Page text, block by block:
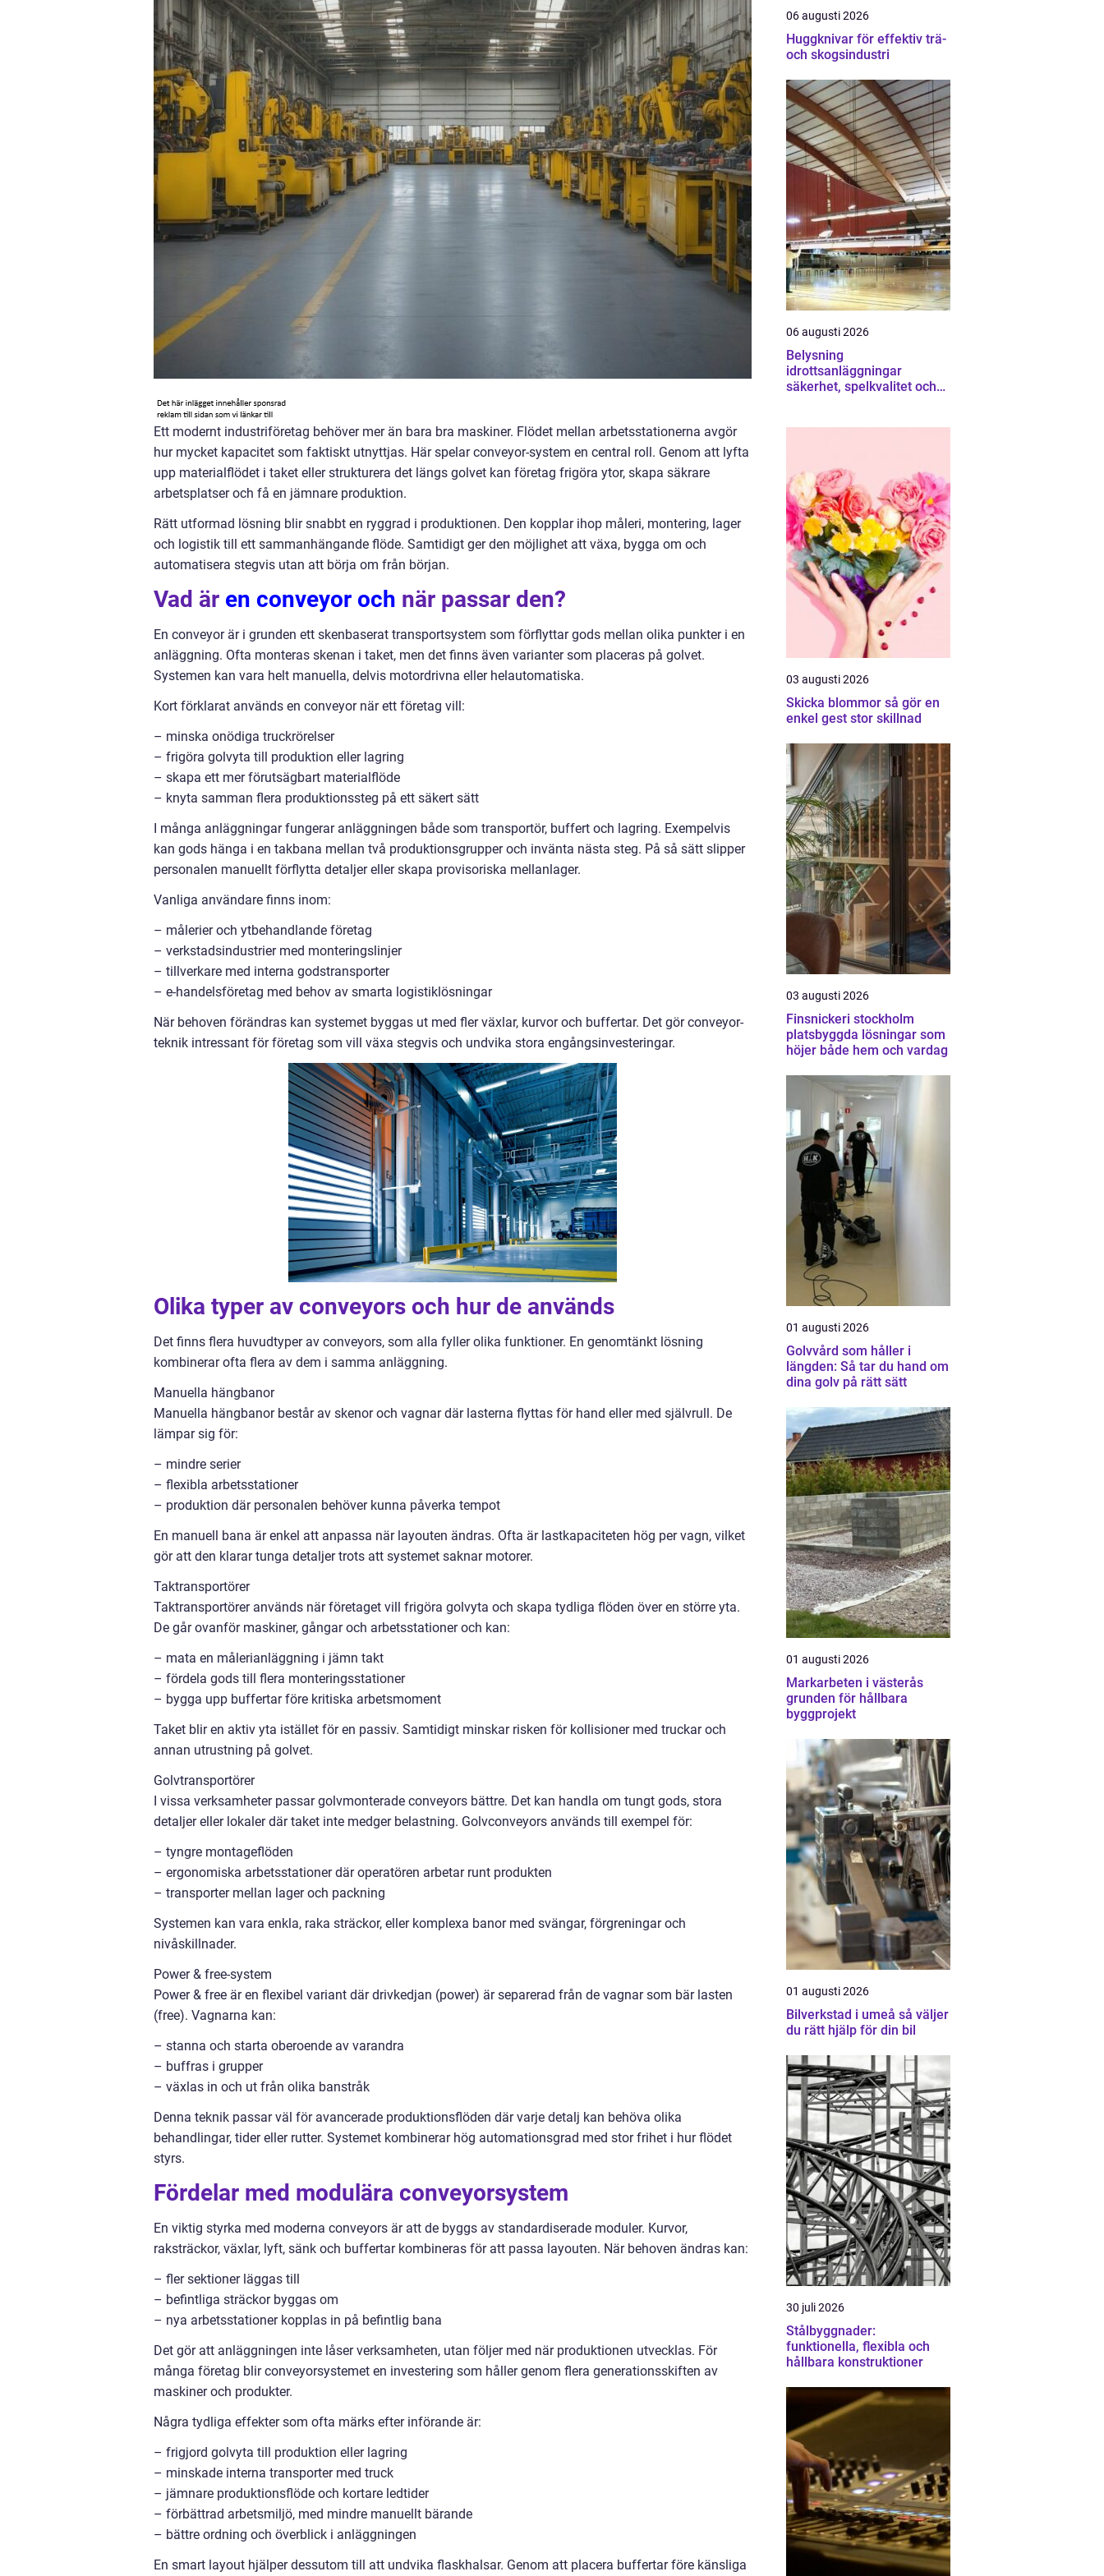
Ett modernt industriföretag behöver mer än bara bra maskiner. Flödet mellan arbetsstationerna avgör
hur mycket kapacitet som faktiskt utnyttjas. Här spelar conveyor-system en central roll. Genom att lyfta
upp materialflödet i taket eller strukturera det längs golvet kan företag frigöra ytor, skapa säkrare
arbetsplatser och få en jämnare produktion.
Rätt utformad lösning blir snabbt en ryggrad i produktionen. Den kopplar ihop måleri, montering, lager
och logistik till ett sammanhängande flöde. Samtidigt ger den möjlighet att växa, bygga om och
automatisera stegvis utan att börja om från början.
Vad är en conveyor och när passar den?
En conveyor är i grunden ett skenbaserat transportsystem som förflyttar gods mellan olika punkter i en
anläggning. Ofta monteras skenan i taket, men det finns även varianter som placeras på golvet.
Systemen kan vara helt manuella, delvis motordrivna eller helautomatiska.
Kort förklarat används en conveyor när ett företag vill:
– minska onödiga truckrörelser
– frigöra golvyta till produktion eller lagring
– skapa ett mer förutsägbart materialflöde
– knyta samman flera produktionssteg på ett säkert sätt
I många anläggningar fungerar anläggningen både som transportör, buffert och lagring. Exempelvis
kan gods hänga i en takbana mellan två produktionsgrupper och invänta nästa steg. På så sätt slipper
personalen manuellt förflytta detaljer eller skapa provisoriska mellanlager.
Vanliga användare finns inom:
– målerier och ytbehandlande företag
– verkstadsindustrier med monteringslinjer
– tillverkare med interna godstransporter
– e-handelsföretag med behov av smarta logistiklösningar
När behoven förändras kan systemet byggas ut med fler växlar, kurvor och buffertar. Det gör conveyor-
teknik intressant för företag som vill växa stegvis och undvika stora engångsinvesteringar.
Olika typer av conveyors och hur de används
Det finns flera huvudtyper av conveyors, som alla fyller olika funktioner. En genomtänkt lösning
kombinerar ofta flera av dem i samma anläggning.
Manuella hängbanor
Manuella hängbanor består av skenor och vagnar där lasterna flyttas för hand eller med självrull. De
lämpar sig för:
– mindre serier
– flexibla arbetsstationer
– produktion där personalen behöver kunna påverka tempot
En manuell bana är enkel att anpassa när layouten ändras. Ofta är lastkapaciteten hög per vagn, vilket
gör att den klarar tunga detaljer trots att systemet saknar motorer.
Taktransportörer
Taktransportörer används när företaget vill frigöra golvyta och skapa tydliga flöden över en större yta.
De går ovanför maskiner, gångar och arbetsstationer och kan:
– mata en målerianläggning i jämn takt
– fördela gods till flera monteringsstationer
– bygga upp buffertar före kritiska arbetsmoment
Taket blir en aktiv yta istället för en passiv. Samtidigt minskar risken för kollisioner med truckar och
annan utrustning på golvet.
Golvtransportörer
I vissa verksamheter passar golvmonterade conveyors bättre. Det kan handla om tungt gods, stora
detaljer eller lokaler där taket inte medger belastning. Golvconveyors används till exempel för:
– tyngre montageflöden
– ergonomiska arbetsstationer där operatören arbetar runt produkten
– transporter mellan lager och packning
Systemen kan vara enkla, raka sträckor, eller komplexa banor med svängar, förgreningar och
nivåskillnader.
Power & free-system
Power & free är en flexibel variant där drivkedjan (power) är separerad från de vagnar som bär lasten
(free). Vagnarna kan:
– stanna och starta oberoende av varandra
– buffras i grupper
– växlas in och ut från olika banstråk
Denna teknik passar väl för avancerade produktionsflöden där varje detalj kan behöva olika
behandlingar, tider eller rutter. Systemet kombinerar hög automationsgrad med stor frihet i hur flödet
styrs.
Fördelar med modulära conveyorsystem
En viktig styrka med moderna conveyors är att de byggs av standardiserade moduler. Kurvor,
raksträckor, växlar, lyft, sänk och buffertar kombineras för att passa layouten. När behoven ändras kan:
– fler sektioner läggas till
– befintliga sträckor byggas om
– nya arbetsstationer kopplas in på befintlig bana
Det gör att anläggningen inte låser verksamheten, utan följer med när produktionen utvecklas. För
många företag blir conveyorsystemet en investering som håller genom flera generationsskiften av
maskiner och produkter.
Några tydliga effekter som ofta märks efter införande är:
– frigjord golvyta till produktion eller lagring
– minskade interna transporter med truck
– jämnare produktionsflöde och kortare ledtider
– förbättrad arbetsmiljö, med mindre manuellt bärande
– bättre ordning och överblick i anläggningen
En smart layout hjälper dessutom till att undvika flaskhalsar. Genom att placera buffertar före känsliga
06 augusti 2026
Huggknivar för effektiv trä-
och skogsindustri
06 augusti 2026
Belysning
idrottsanläggningar
säkerhet, spelkvalitet och
03 augusti 2026
Skicka blommor så gör en
enkel gest stor skillnad
03 augusti 2026
Finsnickeri stockholm
platsbyggda lösningar som
höjer både hem och vardag
01 augusti 2026
Golvvård som håller i
längden: Så tar du hand om
dina golv på rätt sätt
01 augusti 2026
Markarbeten i västerås
grunden för hållbara
byggprojekt
01 augusti 2026
Bilverkstad i umeå så väljer
du rätt hjälp för din bil
30 juli 2026
Stålbyggnader:
funktionella, flexibla och
hållbara konstruktioner